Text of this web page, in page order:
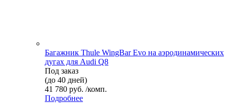
Багажник Thule WingBar Evo на аэродинамических
дугах для Audi Q8
Под заказ
(до 40 дней)
41 780 руб. /комп.
Подробнее